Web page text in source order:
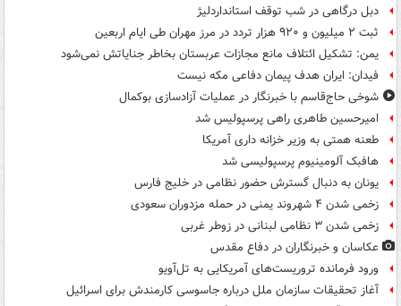
دبل درگاهی در شب توقف استانداردلیژ
ثبت ۲ میلیون و ۹۲۰ هزار تردد در مرز مهران طی ایام اربعین
یمن: تشکیل ائتلاف مانع مجازات عربستان بخاطر جنایاتش نمی‌شود
فیدان: ایران هدف پیمان دفاعی مکه نیست
شوخی حاج‌قاسم با خبرنگار در عملیات آزادسازی بوکمال
امیرحسین طاهری راهی پرسپولیس شد
طعنه همتی به وزیر خزانه داری آمریکا
هافبک آلومینیوم پرسپولیسی شد
یونان به دنبال گسترش حضور نظامی در خلیج فارس
زخمی شدن ۴ شهروند یمنی در حمله مزدوران سعودی
زخمی شدن ۳ نظامی لبنانی در زوطر غربی
عکاسان و خبرنگاران در دفاع مقدس
ورود فرمانده تروریست‌های آمریکایی به تل‌آویو
آغاز تحقیقات سازمان ملل درباره جاسوسی کارمندش برای اسرائیل